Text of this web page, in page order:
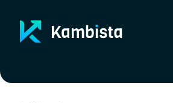
contenido